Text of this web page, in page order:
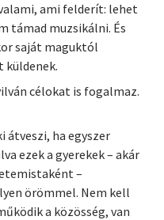
ami felderít: lehet
támad muzsikálni. És
saját maguktól
küldenek.
célokat is fogalmaz.
átveszi, ha egyszer
ezek a gyerekek – akár
–
örömmel. Nem kell
a közösség, van